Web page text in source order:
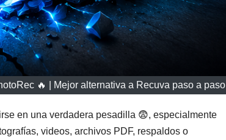
🔥 | Mejor alternativa a Recuva paso a paso
en una verdadera pesadilla 😨, especialmente
videos, archivos PDF, respaldos o